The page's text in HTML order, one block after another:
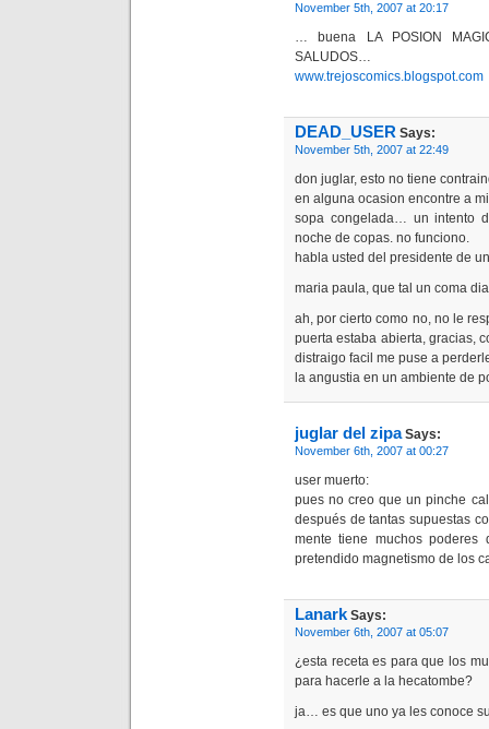
November 5th, 2007 at 20:17
… buena LA POSION
SALUDOS…
www.trejoscomics.blogspot.com
DEAD_USER Says:
November 5th, 2007 at 22:49
don juglar, esto no tiene
en alguna ocasion encontre a
sopa congelada… un intento
noche de copas. no funciono.
habla usted del presidente de
maria paula, que tal un coma
ah, por cierto como no, no le
puerta estaba abierta, gracias,
distraigo facil me puse a
la angustia en un ambiente de
juglar del zipaSays:
November 6th, 2007 at 00:27
user muerto:
pues no creo que un pinche
después de tantas supuestas
mente tiene muchos poderes
pretendido magnetismo de los
LanarkSays:
November 6th, 2007 at 05:07
¿esta receta es para que los
para hacerle a la hecatombe?
ja… es que uno ya les conoce